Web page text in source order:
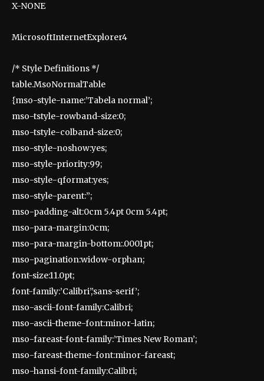
X-NONE
MicrosoftInternetExplorer4
/* Style Definitions */
table.MsoNormalTable
{mso-style-name:’Tabela normal’;
mso-tstyle-rowband-size:0;
mso-tstyle-colband-size:0;
mso-style-noshow:yes;
mso-style-priority:99;
mso-style-qformat:yes;
mso-style-parent:”;
mso-padding-alt:0cm 5.4pt 0cm 5.4pt;
mso-para-margin:0cm;
mso-para-margin-bottom:.0001pt;
mso-pagination:widow-orphan;
font-size:11.0pt;
font-family:’Calibri’,’sans-serif’;
mso-ascii-font-family:Calibri;
mso-ascii-theme-font:minor-latin;
mso-fareast-font-family:’Times New Roman’;
mso-fareast-theme-font:minor-fareast;
mso-hansi-font-family:Calibri;